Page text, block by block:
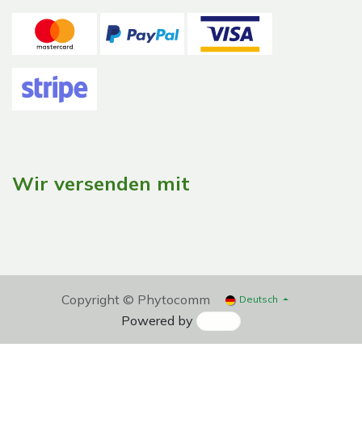
Wir versenden mit
Copyright © Phytocomm Deutsch
Powered by